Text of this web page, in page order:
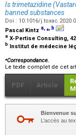
Is trimetazidine
banned substances
Doi : 10.1016/
Pascal Kintz a,⁎, b
a X-Pertise Consulting,
b Institut de médecine
⁎Correspondance.
Le texte complet de cet
PDF Article
Bienvenue
L’accès au